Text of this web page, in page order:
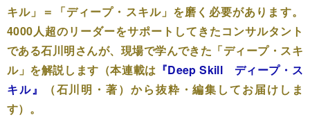
キル」＝「ディープ・スキル」を磨く必要があります。
4000人超のリーダーをサポートしてきたコンサルタント
である石川明さんが、現場で学んできた「ディープ・スキ
ル」を解説します（本連載は 『Deep Skill ディープ・ス
キル』
（石川明・著）から抜粋・編集してお届けしま
す）。